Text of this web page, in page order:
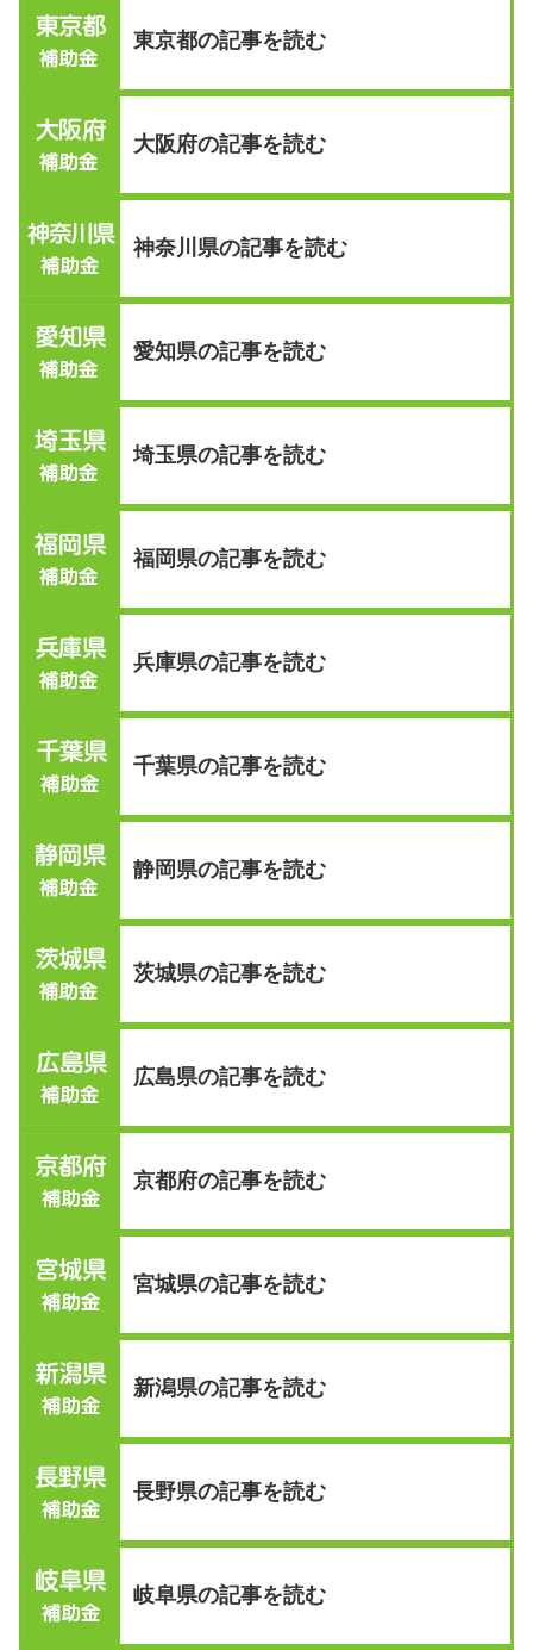
東京都の記事を読む
大阪府の記事を読む
神奈川県の記事を読む
愛知県の記事を読む
埼玉県の記事を読む
福岡県の記事を読む
兵庫県の記事を読む
千葉県の記事を読む
静岡県の記事を読む
茨城県の記事を読む
広島県の記事を読む
京都府の記事を読む
宮城県の記事を読む
新潟県の記事を読む
長野県の記事を読む
岐阜県の記事を読む